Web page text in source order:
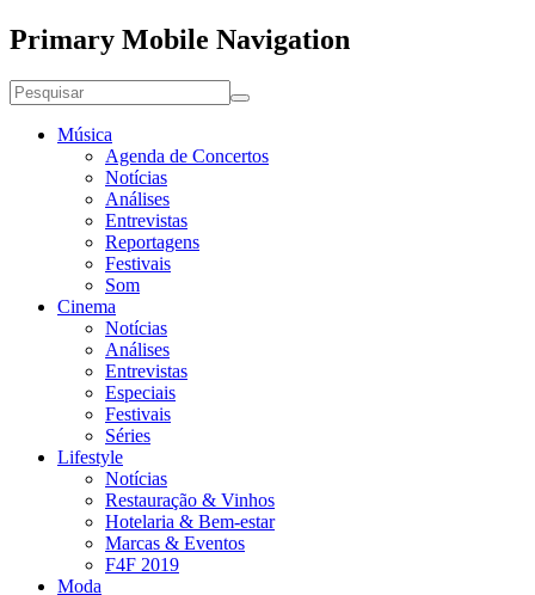
Primary Mobile Navigation
Música
Agenda de Concertos
Notícias
Análises
Entrevistas
Reportagens
Festivais
Som
Cinema
Notícias
Análises
Entrevistas
Especiais
Festivais
Séries
Lifestyle
Notícias
Restauração & Vinhos
Hotelaria & Bem-estar
Marcas & Eventos
F4F 2019
Moda